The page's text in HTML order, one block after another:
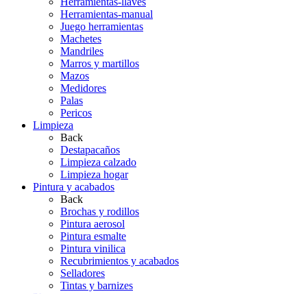
Herramientas-manual
Juego herramientas
Machetes
Mandriles
Marros y martillos
Mazos
Medidores
Palas
Pericos
Limpieza
Back
Destapacaños
Limpieza calzado
Limpieza hogar
Pintura y acabados
Back
Brochas y rodillos
Pintura aerosol
Pintura esmalte
Pintura vinilica
Recubrimientos y acabados
Selladores
Tintas y barnizes